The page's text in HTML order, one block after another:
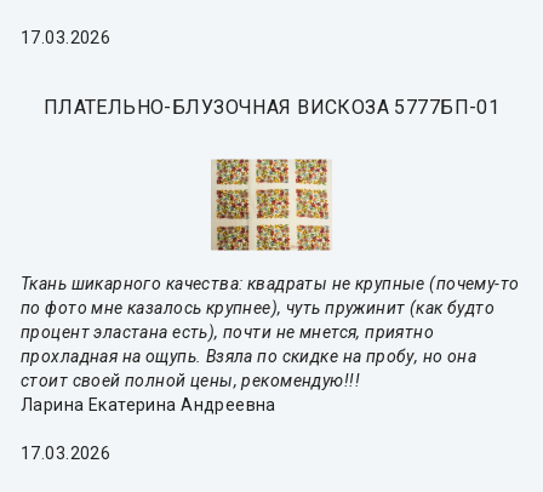
17.03.2026
ПЛАТЕЛЬНО-БЛУЗОЧНАЯ ВИСКОЗА 5777БП-01
Ткань шикарного качества: квадраты не крупные (почему-то
по фото мне казалось крупнее), чуть пружинит (как будто
процент эластана есть), почти не мнется, приятно
прохладная на ощупь. Взяла по скидке на пробу, но она
стоит своей полной цены, рекомендую!!!
Ларина Екатерина Андреевна
17.03.2026